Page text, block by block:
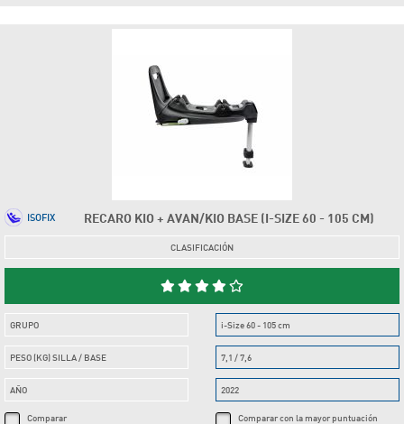
RECARO KIO + AVAN/KIO BASE (I-SIZE 60 - 105 CM)
ISOFIX
CLASIFICACIÓN
GRUPO
PESO (KG) SILLA / BASE
AÑO
Comparar
i-Size 60 - 105 cm
7,1 / 7,6
2022
Comparar con la mayor puntuación